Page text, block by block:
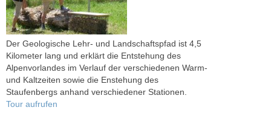
Der Geologische Lehr- und Landschaftspfad ist 4,5
Kilometer lang und erklärt die Entstehung des
Alpenvorlandes im Verlauf der verschiedenen Warm-
und Kaltzeiten sowie die Enstehung des
Staufenbergs anhand verschiedener Stationen.
Tour aufrufen